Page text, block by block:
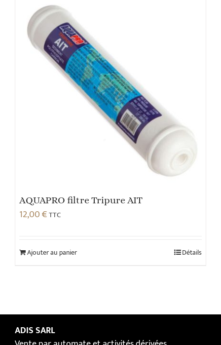
AQUAPRO filtre Tripure AIT
12,00€TTC
Ajouter au panier Détails
ADIS SARL